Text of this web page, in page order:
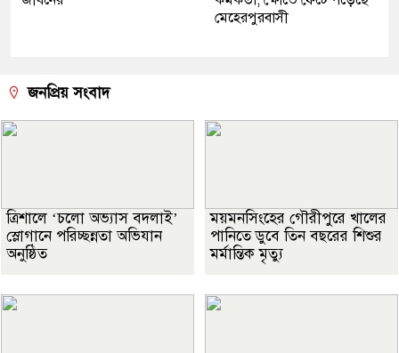
মেহেরপুরবাসী
জনপ্রিয় সংবাদ
‎ত্রিশালে ‘চলো অভ্যাস বদলাই’
স্লোগানে পরিচ্ছন্নতা অভিযান
অনুষ্ঠিত
ময়মনসিংহের গৌরীপুরে খালের
পানিতে ডুবে তিন বছরের শিশুর
মর্মান্তিক মৃত্যু